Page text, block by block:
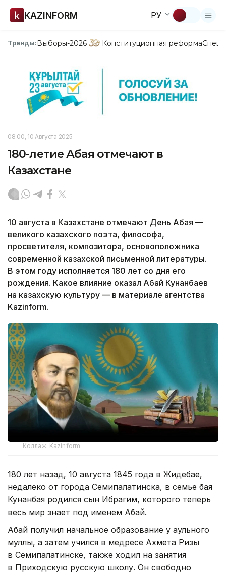
KAZINFORM РУ
Тренды:Выборы-2026 Конституционная реформа
08:00, 10 Августа 2025
180-летие Абая отмечают в
Казахстане
10 августа в Казахстане отмечают День Абая —
великого казахского поэта, философа,
просветителя, композитора, основоположника
современной казахской письменной литературы.
В этом году исполняется 180 лет со дня его
рождения. Какое влияние оказал Абай Кунанбаев
на казахскую культуру — в материале агентства
Kazinform.
Коллаж: Kazinform
180 лет назад, 10 августа 1845 года в Жидебае,
недалеко от города Семипалатинска, в семье бая
Кунанбая родился сын Ибрагим, которого теперь
весь мир знает под именем Абай.
Абай получил начальное образование у аульного
муллы, а затем учился в медресе Ахмета Ризы
в Семипалатинске, также ходил на занятия
в Приходскую русскую школу. Он свободно